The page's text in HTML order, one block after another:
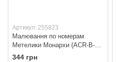
Артикул: 255823
Малювання по номерам
Метелики Монархи (ACR-B-
10573-AC) ArtCraft 40 х 50 см
344 грн